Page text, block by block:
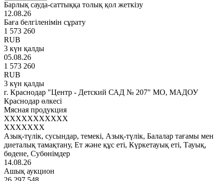
Барлық сауда-саттыққа толық қол жеткізу
12.08.26
Баға белгіленімін сұрату
1 573 260
RUB
3 күн қалды
05.08.26
1 573 260
RUB
3 күн қалды
г. Краснодар "Центр - Детский САД № 207" МО, МАДОУ
Краснодар өлкесі
Мясная продукция
XXXXXXXXXXX
XXXXXXX
Азық-түлік, сусындар, темекі, Азық-түлік, Балалар тағамы мен
диеталық тамақтану, Ет және құс еті, Күркетауық еті, Тауық,
бөдене, Субөнімдер
14.08.26
Ашық аукцион